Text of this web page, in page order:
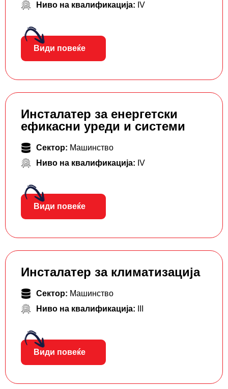
Ниво на квалификација: IV
Види повеќе
Инсталатер за енергетски
ефикасни уреди и системи
Сектор: Машинство
Ниво на квалификација: IV
Види повеќе
Инсталатер за климатизација
Сектор: Машинство
Ниво на квалификација:
Види повеќе